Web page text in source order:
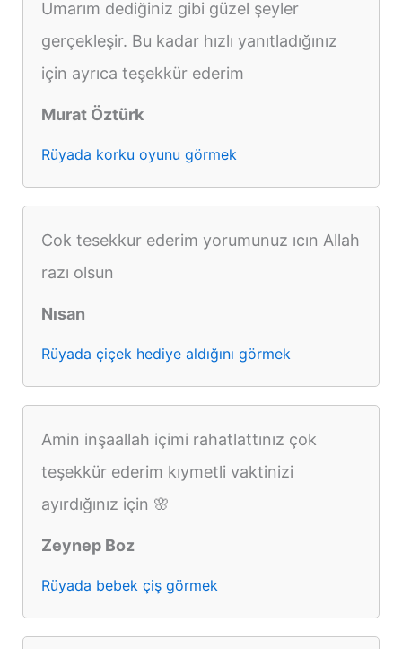
Umarım dediğiniz gibi güzel şeyler
gerçekleşir. Bu kadar hızlı yanıtladığınız
için ayrıca teşekkür ederim
Murat Öztürk
Rüyada korku oyunu görmek
Cok tesekkur ederim yorumunuz ıcın Allah
razı olsun
Nısan
Rüyada çiçek hediye aldığını görmek
Amin inşaallah içimi rahatlattınız çok
teşekkür ederim kıymetli vaktinizi
ayırdığınız için 🌸
Zeynep Boz
Rüyada bebek çiş görmek